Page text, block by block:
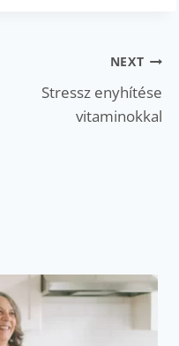
NEXT
Stressz enyhítése
vitaminokkal